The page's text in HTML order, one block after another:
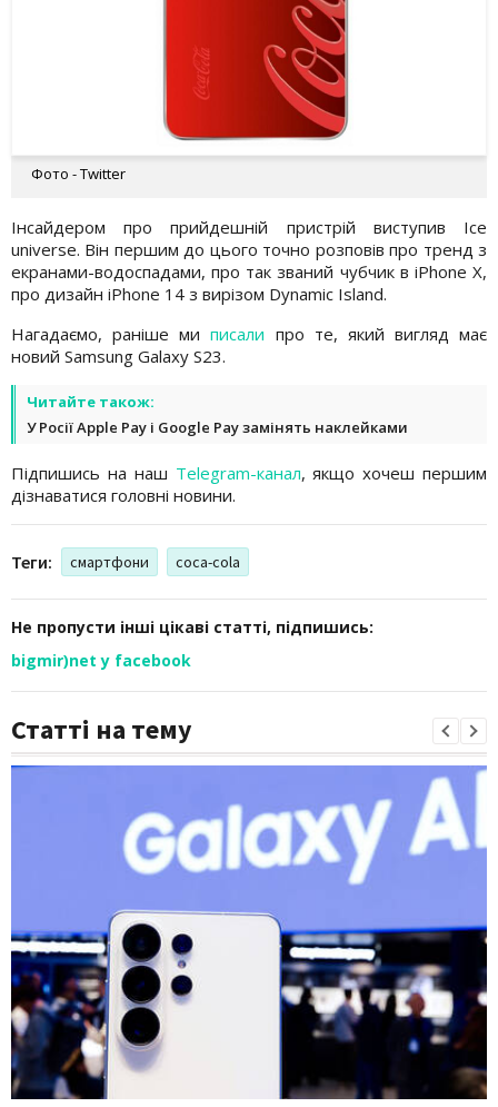
Фото - Twitter
Інсайдером про прийдешній пристрій виступив Ice
universe. Він першим до цього точно розповів про тренд з
екранами-водоспадами, про так званий чубчик в iPhone X,
про дизайн iPhone 14 з вирізом Dynamic Island.
Нагадаємо, раніше миписали про те, який вигляд має
новий Samsung Galaxy S23.
Читайте також:
У Росії Apple Pay і Google Pay замінять наклейками
Підпишись на наш Telegram-канал, якщо хочеш першим
дізнаватися головні новини.
Теги: смартфони coca-cola
Не пропусти інші цікаві статті, підпишись:
bigmir)net у facebook
Статті на тему